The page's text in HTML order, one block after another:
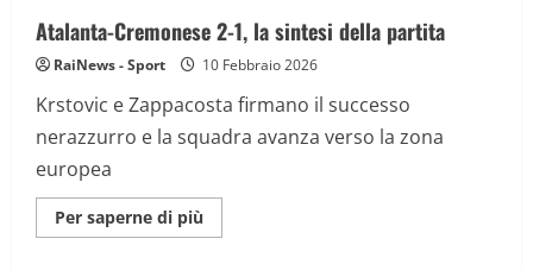
della
partita
Atalanta-Cremonese 2-1, la sintesi della partita
RaiNews - Sport 10 Febbraio 2026
Krstovic e Zappacosta firmano il successo
nerazzurro e la squadra avanza verso la zona
europea
Per saperne di più
informazioni